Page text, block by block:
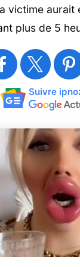
victime
plus de 5
Suivre